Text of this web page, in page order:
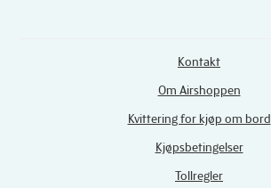
Kontakt
Om Airshoppen
Kvittering for kjøp om bord
Kjøpsbetingelser
Tollregler